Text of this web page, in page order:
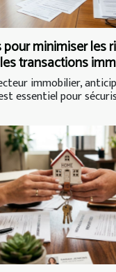
minimiser les
transactions
immobilier,
essentiel pour